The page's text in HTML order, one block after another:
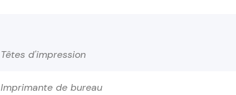
Têtes d'impression
Imprimante de bureau